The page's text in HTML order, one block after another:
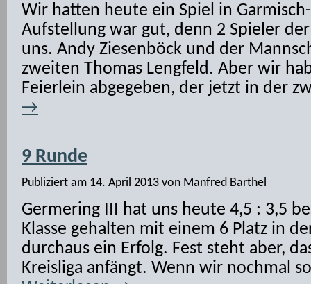
Wir hatten heute ein Spiel in
Aufstellung war gut, denn 2 Spieler
uns. Andy Ziesenböck und der
zweiten Thomas Lengfeld. Aber wir
Feierlein abgegeben, der jetzt in der
→
9 Runde
Publiziert am 14. April 2013 von Manfred Barthel
Germering III hat uns heute 4,5 : 3,5
Klasse gehalten mit einem 6 Platz in
durchaus ein Erfolg. Fest steht aber,
Kreisliga anfängt. Wenn wir nochmal